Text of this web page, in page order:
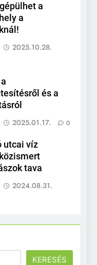
a
a
2025.10.28.
és a
2025.01.17. 0
utcai víz
tava
2024.08.31.
KERESÉS